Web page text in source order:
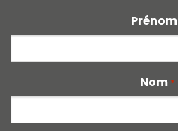
Prénom
Nom *